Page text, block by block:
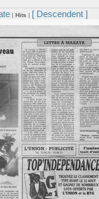
| Hits | [ Descendent ]